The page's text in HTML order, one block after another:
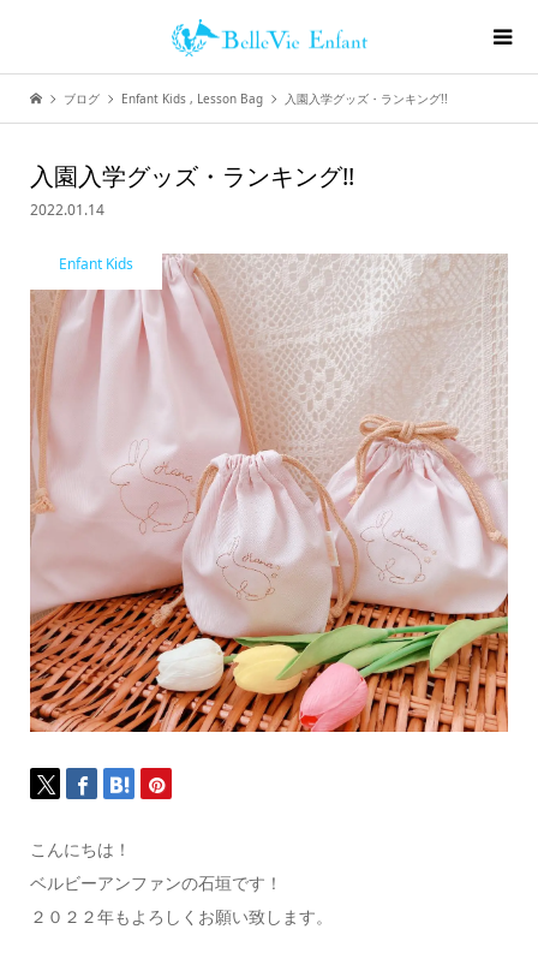
ブログ Enfant Kids , Lesson Bag 入園入学グッズ・ランキング!!
入園入学グッズ・ランキング!!
2022.01.14
Enfant Kids
こんにちは！
ベルビーアンファンの石垣です！
２０２２年もよろしくお願い致します。